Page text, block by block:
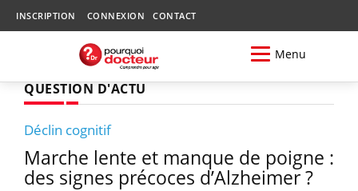
INSCRIPTION CONNEXION CONTACT
Menu
QUESTION D'ACTU
Déclin cognitif
Marche lente et manque de poigne :
des signes précoces d’Alzheimer ?